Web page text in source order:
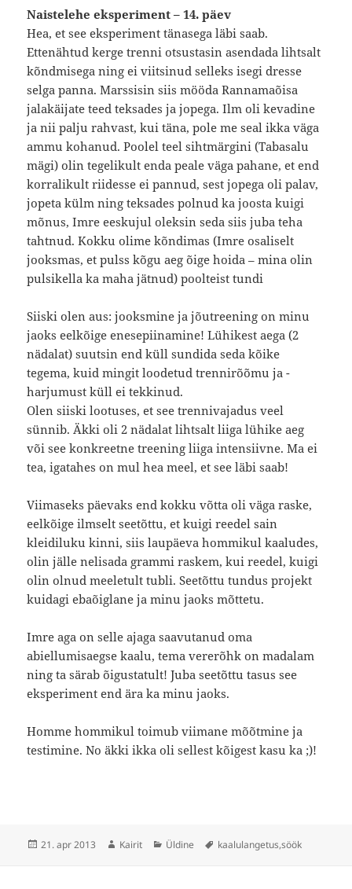
Naistelehe eksperiment – 14. päev
Hea, et see eksperiment tänasega läbi saab.
Ettenähtud kerge trenni otsustasin asendada lihtsalt
kõndmisega ning ei viitsinud selleks isegi dresse
selga panna. Marssisin siis mööda Rannamaõisa
jalakäijate teed teksades ja jopega. Ilm oli kevadine
ja nii palju rahvast, kui täna, pole me seal ikka väga
ammu kohanud. Poolel teel sihtmärgini (Tabasalu
mägi) olin tegelikult enda peale väga pahane, et end
korralikult riidesse ei pannud, sest jopega oli palav,
jopeta külm ning teksades polnud ka joosta kuigi
mõnus, Imre eeskujul oleksin seda siis juba teha
tahtnud. Kokku olime kõndimas (Imre osaliselt
jooksmas, et pulss kõgu aeg õige hoida – mina olin
pulsikella ka maha jätnud) poolteist tundi
Siiski olen aus: jooksmine ja jõutreening on minu
jaoks eelkõige enesepiinamine! Lühikest aega (2
nädalat) suutsin end küll sundida seda kõike
tegema, kuid mingit loodetud trennirõõmu ja -
harjumust küll ei tekkinud.
Olen siiski lootuses, et see trennivajadus veel
sünnib. Äkki oli 2 nädalat lihtsalt liiga lühike aeg
või see konkreetne treening liiga intensiivne. Ma ei
tea, igatahes on mul hea meel, et see läbi saab!
Viimaseks päevaks end kokku võtta oli väga raske,
eelkõige ilmselt seetõttu, et kuigi reedel sain
kleidiluku kinni, siis laupäeva hommikul kaaludes,
olin jälle nelisada grammi raskem, kui reedel, kuigi
olin olnud meeletult tubli. Seetõttu tundus projekt
kuidagi ebaõiglane ja minu jaoks mõttetu.
Imre aga on selle ajaga saavutanud oma
abiellumisaegse kaalu, tema vererõhk on madalam
ning ta särab õigustatult! Juba seetõttu tasus see
eksperiment end ära ka minu jaoks.
Homme hommikul toimub viimane mõõtmine ja
testimine. No äkki ikka oli sellest kõigest kasu ka ;)!
Postitatud
21. apr 2013 Autor
Kairit Rubriigid
Üldine Sildid
kaalulangetus,söök